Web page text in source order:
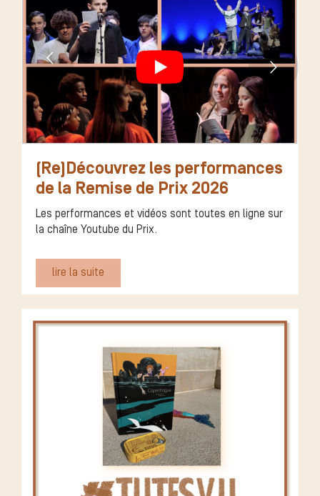
(Re)Découvrez les performances
de la Remise de Prix 2026
Les performances et vidéos sont toutes en ligne sur
la chaîne Youtube du Prix.
lire la suite